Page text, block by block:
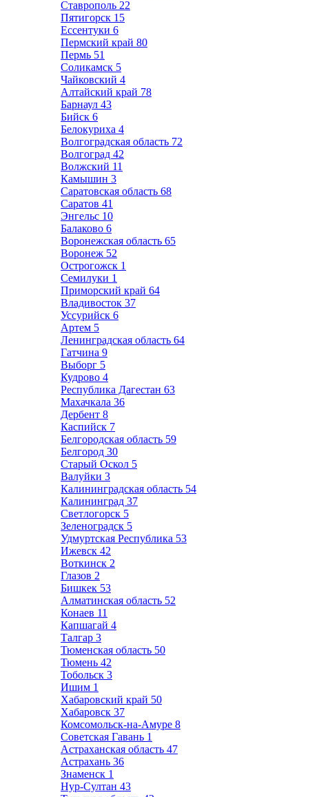
Ставрополь 22
Пятигорск 15
Ессентуки 6
Пермский край 80
Пермь 51
Соликамск 5
Чайковский 4
Алтайский край 78
Барнаул 43
Бийск 6
Белокуриха 4
Волгоградская область 72
Волгоград 42
Волжский 11
Камышин 3
Саратовская область 68
Саратов 41
Энгельс 10
Балаково 6
Воронежская область 65
Воронеж 52
Острогожск 1
Семилуки 1
Приморский край 64
Владивосток 37
Уссурийск 6
Артем 5
Ленинградская область 64
Гатчина 9
Выборг 5
Кудрово 4
Республика Дагестан 63
Махачкала 36
Дербент 8
Каспийск 7
Белгородская область 59
Белгород 30
Старый Оскол 5
Валуйки 3
Калининградская область 54
Калининград 37
Светлогорск 5
Зеленоградск 5
Удмуртская Республика 53
Ижевск 42
Воткинск 2
Глазов 2
Бишкек 53
Алматинская область 52
Конаев 11
Капшагай 4
Талгар 3
Тюменская область 50
Тюмень 42
Тобольск 3
Ишим 1
Хабаровский край 50
Хабаровск 37
Комсомольск-на-Амуре 8
Советская Гавань 1
Астраханская область 47
Астрахань 36
Знаменск 1
Нур-Султан 43